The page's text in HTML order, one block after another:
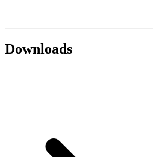
Downloads